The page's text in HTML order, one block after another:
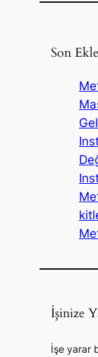
Son
İşinize
İşe yarar